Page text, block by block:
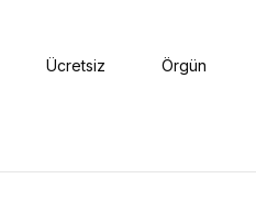
Ücretsiz Örgün